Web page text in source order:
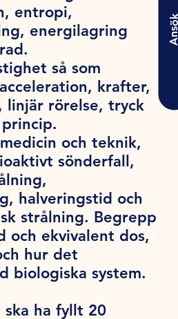
entropi,
energilagring
så som
krafter,
linjär rörelse, tryck
och teknik,
sönderfall,
halveringstid och
strålning. Begrepp
och ekvivalent dos,
hur det
biologiska system.
ska ha fyllt 20